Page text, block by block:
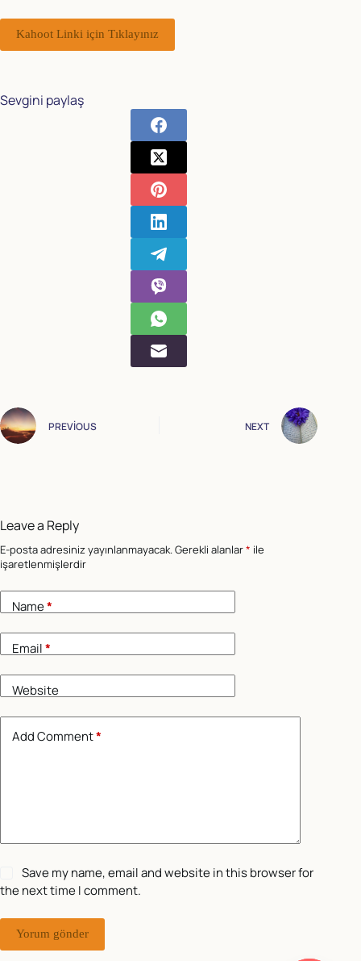
Kahoot Linki için Tıklayınız
Sevgini paylaş
PREVIOUS NEXT
Leave a Reply
E-posta adresiniz yayınlanmayacak.Gerekli alanlar* ile
işaretlenmişlerdir
Name*
Email*
Website
Add Comment*
Save my name, email and website in this browser for
the next time I comment.
Yorum gönder